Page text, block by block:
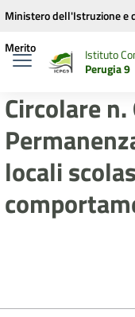
Vai ai contenuti
Vai al menu di
Vai al footer
Ministero dell'Istruzione e
Merito
Istituto
Perugia 9
Circolare
locali